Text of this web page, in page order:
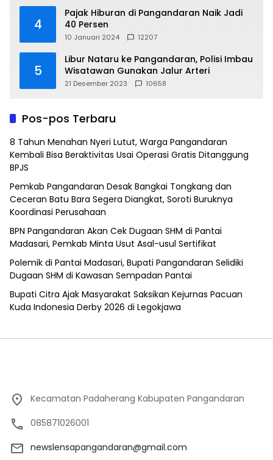
4
Pajak Hiburan di Pangandaran Naik Jadi
40 Persen
10 Januari 2024 12207
5
Libur Nataru ke Pangandaran, Polisi Imbau
Wisatawan Gunakan Jalur Arteri
21 Desember 2023 10658
Pos-pos Terbaru
8 Tahun Menahan Nyeri Lutut, Warga Pangandaran
Kembali Bisa Beraktivitas Usai Operasi Gratis Ditanggung
BPJS
Pemkab Pangandaran Desak Bangkai Tongkang dan
Ceceran Batu Bara Segera Diangkat, Soroti Buruknya
Koordinasi Perusahaan
BPN Pangandaran Akan Cek Dugaan SHM di Pantai
Madasari, Pemkab Minta Usut Asal-usul Sertifikat
Polemik di Pantai Madasari, Bupati Pangandaran Selidiki
Dugaan SHM di Kawasan Sempadan Pantai
Bupati Citra Ajak Masyarakat Saksikan Kejurnas Pacuan
Kuda Indonesia Derby 2026 di Legokjawa
Kecamatan Padaherang Kabupaten Pangandaran
085871026001
newslensapangandaran@gmail.com